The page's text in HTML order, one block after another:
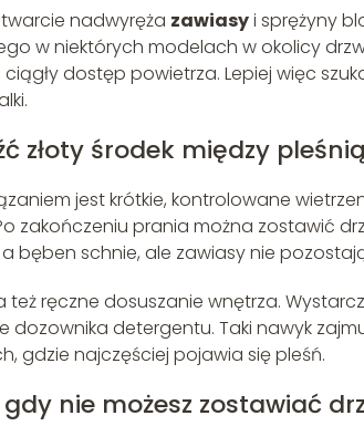
nadwyręża zawiasyi sprężyny
w niektórych modelach w okolicy
ciągły dostęp powietrza. Lepiej więc
złoty środek między
jest krótkie, kontrolowane
zakończeniu prania można zostawić
bęben schnie, ale zawiasy nie
też ręczne dosuszanie wnętrza.
dozownika detergentu. Taki nawyk
gdzie najczęściej pojawia się pleśń.
gdy nie możesz zostawiać